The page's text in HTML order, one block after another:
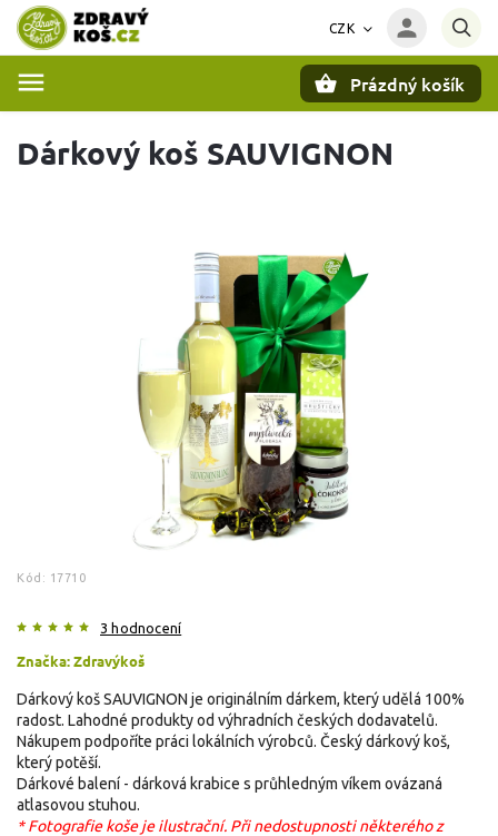
CZK
Prázdný košík
Dárkový koš SAUVIGNON
Kód: 17710
3 hodnocení
Značka:Zdravýkoš
Dárkový koš SAUVIGNON je originálním dárkem, který udělá 100%
radost. Lahodné produkty od výhradních českých dodavatelů.
Nákupem podpoříte práci lokálních výrobců. Český dárkový koš,
který potěší.
Dárkové balení - dárková krabice s průhledným víkem ovázaná
atlasovou stuhou.
* Fotografie koše je ilustrační. Při nedostupnosti některého z